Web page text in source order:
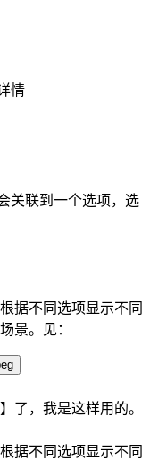
情
关联到一个选项，选
据不同选项显示不同
景。见：
了，我是这样用的。
据不同选项显示不同